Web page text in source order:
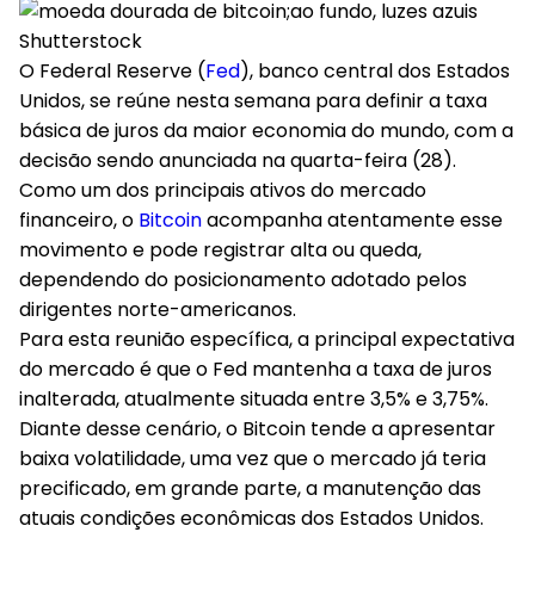
Shutterstock
O Federal Reserve (Fed), banco central dos Estados
Unidos, se reúne nesta semana para definir a taxa
básica de juros da maior economia do mundo, com a
decisão sendo anunciada na quarta-feira (28).
Como um dos principais ativos do mercado
financeiro, o Bitcoinacompanha atentamente esse
movimento e pode registrar alta ou queda,
dependendo do posicionamento adotado pelos
dirigentes norte-americanos.
Para esta reunião específica, a principal expectativa
do mercado é que o Fed mantenha a taxa de juros
inalterada, atualmente situada entre 3,5% e 3,75%.
Diante desse cenário,o Bitcoin tende a apresentar
baixa volatilidade, uma vez que o mercado já teria
precificado, em grande parte, a manutenção das
atuais condições econômicas dos Estados Unidos.